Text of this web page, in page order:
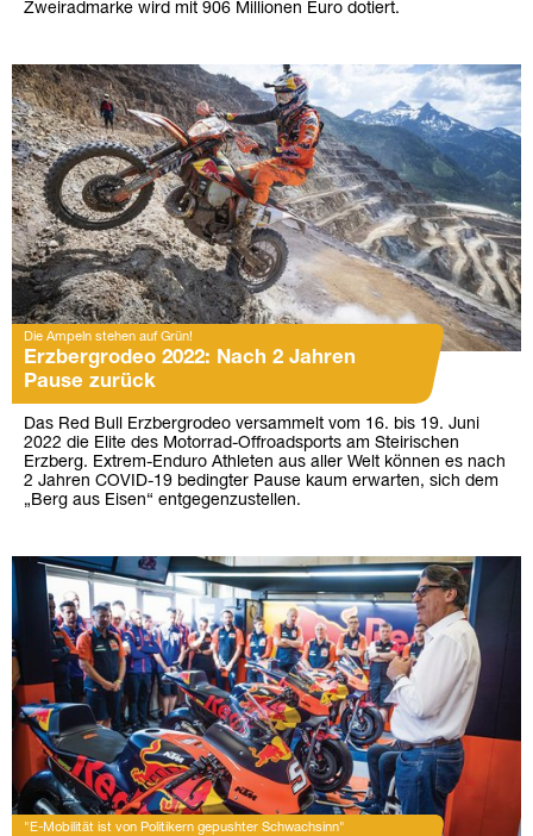
Zweiradmarke wird mit 906 Millionen Euro dotiert.
Die Ampeln stehen auf Grün!
Erzbergrodeo 2022: Nach 2 Jahren
Pause zurück
Das Red Bull Erzbergrodeo versammelt vom 16. bis 19. Juni
2022 die Elite des Motorrad-Offroadsports am Steirischen
Erzberg. Extrem-Enduro Athleten aus aller Welt können es nach
2 Jahren COVID-19 bedingter Pause kaum erwarten, sich dem
„Berg aus Eisen“ entgegenzustellen.
"E-Mobilität ist von Politikern gepushter Schwachsinn"